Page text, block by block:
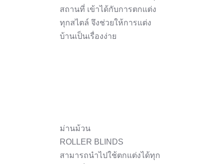
สถานที่ เข้าได้กับการตกแต่ง
ทุกสไตล์ จึงช่วยให้การแต่ง
บ้านเป็นเรื่องง่าย
ม่านม้วน
ROLLER BLINDS
สามารถนำไปใช้ตกแต่งได้ทุก